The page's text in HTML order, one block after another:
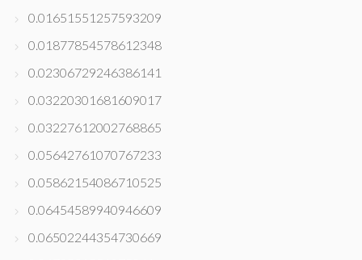
0.01651551257593209
0.01877854578612348
0.02306729246386141
0.03220301681609017
0.03227612002768865
0.05642761070767233
0.05862154086710525
0.06454589940946609
0.06502244354730669